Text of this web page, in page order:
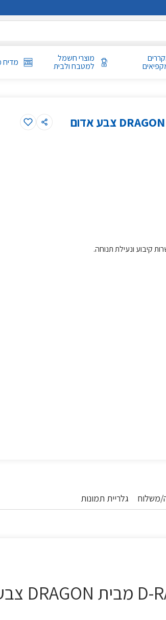
מוצרי חשמל
למטבח ולבית מדיח
משלוח גלריית תמונות